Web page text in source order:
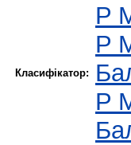
Класифікатор:
P
P
P